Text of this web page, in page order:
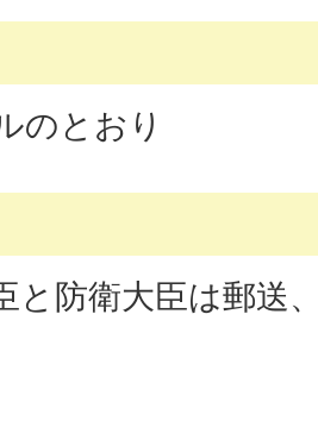
のとおり
と防衛大臣は郵送